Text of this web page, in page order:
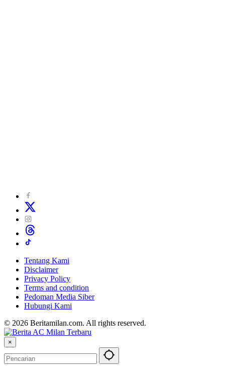
Tentang Kami
Disclaimer
Privacy Policy
Terms and condition
Pedoman Media Siber
Hubungi Kami
© 2026 Beritamilan.com. All rights reserved.
×